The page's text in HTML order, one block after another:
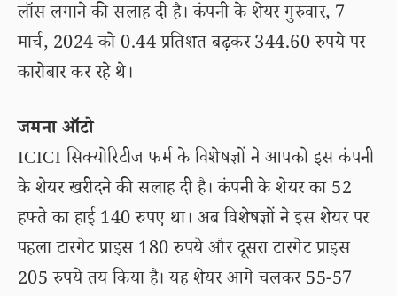
लॉस लगाने की सलाह दी है। कंपनी के शेयर गुरुवार, 7
मार्च, 2024 को 0.44 प्रतिशत बढ़कर 344.60 रुपये पर
कारोबार कर रहे थे।
जमना ऑटो
ICICI सिक्योरिटीज फर्म के विशेषज्ञों ने आपको इस कंपनी
के शेयर खरीदने की सलाह दी है। कंपनी के शेयर का 52
हफ्ते का हाई 140 रुपए था। अब विशेषज्ञों ने इस शेयर पर
पहला टारगेट प्राइस 180 रुपये और दूसरा टारगेट प्राइस
205 रुपये तय किया है। यह शेयर आगे चलकर 55-57